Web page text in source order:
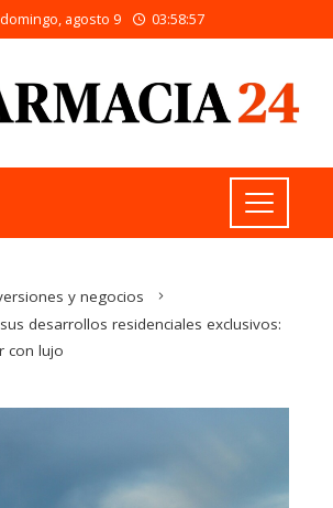
domingo, agosto 9 03:58:58
y negocios
desarrollos residenciales exclusivos:
con lujo